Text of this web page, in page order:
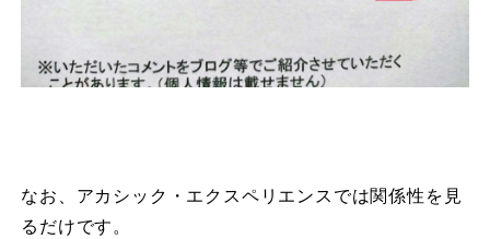
なお、アカシック・エクスペリエンスでは関係性を見
るだけです。